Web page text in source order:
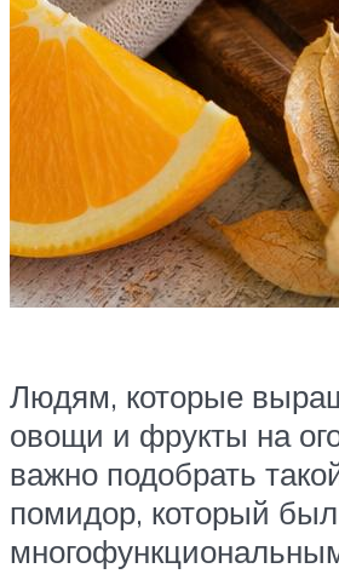
Людям, которые
овощи и фрукты на
важно подобрать
помидор, который